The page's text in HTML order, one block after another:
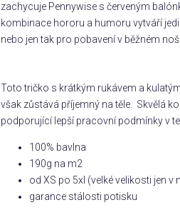
zachycuje Pennywise s červeným
kombinace hororu a humoru vytváří
nebo jen tak pro pobavení v běžném
Toto tričko s krátkým rukávem a
však zůstává příjemný na těle. Skvělá
podporující lepší pracovní podmínky v
100% bavlna
190g na m2
od XS po 5xl (velké velikosti jen
garance stálosti potisku